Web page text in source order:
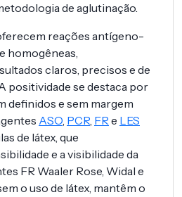
de aglutinação.
reações antígeno-
homogêneas,
claros, precisos e de
positividade se destaca por
definidos e sem margem
ASO, PCR, FRe LES
de látex, que
e a visibilidade da
FR Waaler Rose, Widal e
o uso de látex, mantêm o